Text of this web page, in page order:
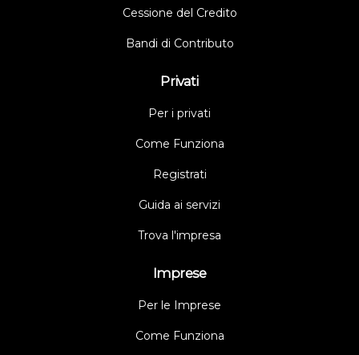
Cessione del Credito
Bandi di Contributo
Privati
Per i privati
Come Funziona
Registrati
Guida ai servizi
Trova l'impresa
Imprese
Per le Imprese
Come Funziona